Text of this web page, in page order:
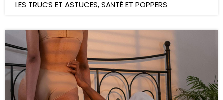
LES TRUCS ET ASTUCES,SANTÉ ET POPPERS